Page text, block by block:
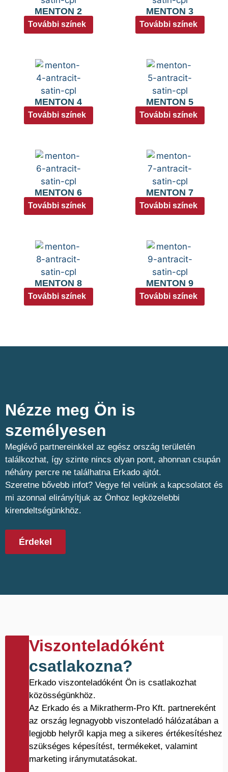
MENTON 2
További színek
MENTON 3
További színek
MENTON 4
További színek
MENTON 5
További színek
MENTON 6
További színek
MENTON 7
További színek
MENTON 8
További színek
MENTON 9
További színek
Nézze meg Ön is
személyesen​
Meglévő partnereinkkel az egész ország területén
találkozhat, így szinte nincs olyan pont, ahonnan csupán
néhány percre ne találhatna Erkado ajtót.
Szeretne bővebb infot? Vegye fel velünk a kapcsolatot és
mi azonnal elirányítjuk az Önhoz legközelebbi
kirendeltségünkhöz.
Érdekel
Viszonteladóként
csatlakozna?
Erkado viszonteladóként Ön is csatlakozhat
közösségünkhöz.
Az Erkado és a Mikratherm-Pro Kft. partnereként
az ország legnagyobb viszonteladó hálózatában a
legjobb helyről kapja meg a sikeres értékesítéshez
szükséges képesítést, termékeket, valamint
marketing iránymutatásokat.